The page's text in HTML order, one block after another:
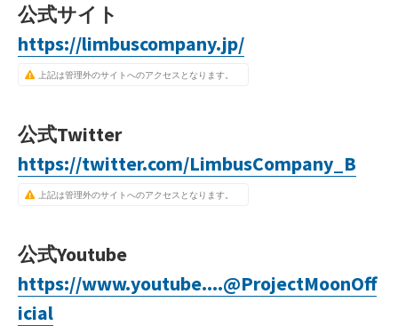
公式サイト
https://limbuscompany.jp/
上記は管理外のサイトへのアクセスとなります。
公式Twitter
https://twitter.com/LimbusCompany_B
上記は管理外のサイトへのアクセスとなります。
公式Youtube
https://www.youtube....@ProjectMoonOff
icial